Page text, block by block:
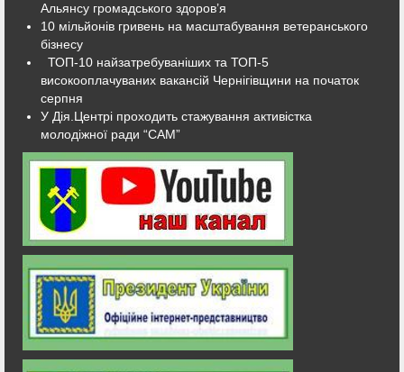
Альянсу громадського здоров’я
10 мільйонів гривень на масштабування ветеранського
бізнесу
ТОП-10 найзатребуваніших та ТОП-5
високооплачуваних вакансій Чернігівщини на початок
серпня
У Дія.Центрі проходить стажування активістка
молодіжної ради “САМ”